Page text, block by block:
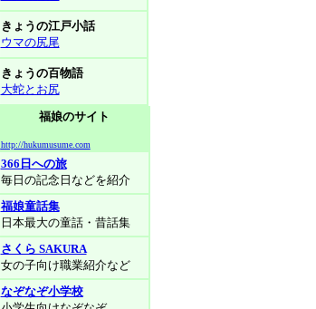
きょうの江戸小話
ウマの尻尾
きょうの百物語
大蛇とお尻
福娘のサイト
http://hukumusume.com
366日への旅
毎日の記念日などを紹介
福娘童話集
日本最大の童話・昔話集
さくら SAKURA
女の子向け職業紹介など
なぞなぞ小学校